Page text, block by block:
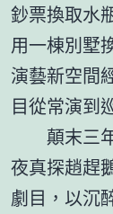
鈔票換取水
用一棟別墅
演藝新空間
目從常演到
顛末三
夜真探趙趕
劇目，以沉